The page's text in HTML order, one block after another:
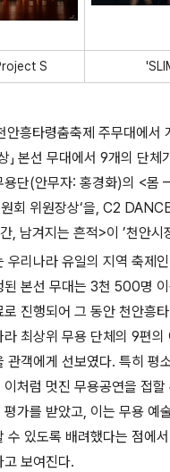
S
안흥타령춤축제 주무대에서
」 본선 무대에서 9개의 단체
용단(안무자: 홍경화)의 <몸 –
회 위원장상‘을, C2
, 남겨지는 흔적>이 ’천안시
우리나라 유일의 지역 축제
본선 무대는 3천 500명
로 진행되어 그 동안 천안흥
최상위 무용 단체의 9편의
관객에게 선보였다. 특히 평
처럼 멋진 무용공연을 접
가를 받았고, 이는 무용 예
수 있도록 배려했다는 점에
고 보여진다.